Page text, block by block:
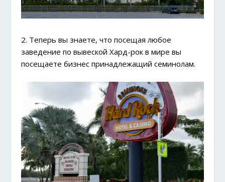
2. Теперь вы знаете, что посещая любое
заведение по вывеской Хард-рок в мире вы
посещаете бизнес принадлежащий семинолам.